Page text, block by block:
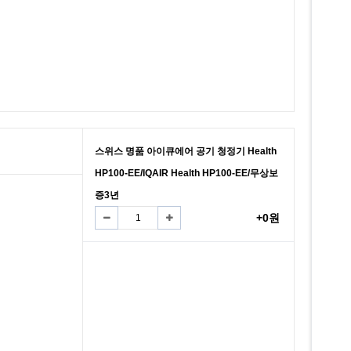
스위스 명품 아이큐에어 공기 청정기 Health
HP100-EE/IQAIR Health HP100-EE/무상보
증3년
+0원